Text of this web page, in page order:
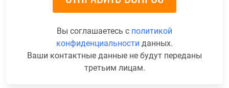
Вы соглашаетесь с политикой
конфиденциальности данных.
Ваши контактные данные не будут переданы
третьим лицам.